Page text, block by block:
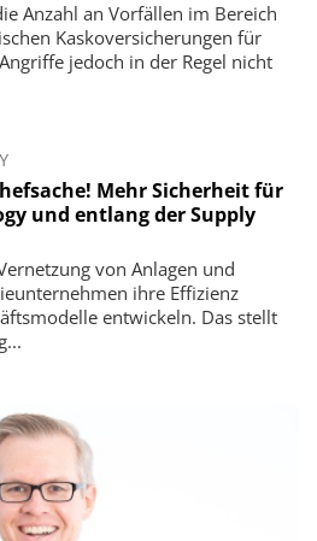
Anzahl an Vorfällen im Bereich
Kaskoversicherungen für
jedoch in der Regel nicht
Mehr Sicherheit für
und entlang der Supply
von Anlagen und
ihre Effizienz
entwickeln. Das stellt